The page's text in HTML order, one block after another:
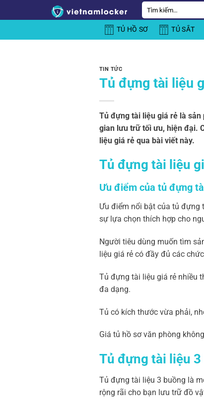
qua
dung
Tìm
kiếm:
TỦ HỒ SƠ TỦ SẮT
TIN TỨC
Tủ đựng tài liệu
Tủ đựng tài liệu giá rẻ là
gian lưu trữ tối ưu, hiện đại.
liệu giá rẻ qua bài viết này.
Tủ đựng tài liệu
Ưu điểm của tủ đựng
Ưu điểm nổi bật của tủ đựng
sự lựa chọn thích hợp cho
Người tiêu dùng muốn tìm
liệu giá rẻ có đầy đủ các
Tủ đựng tài liệu giá rẻ nhiều
đa dạng.
Tủ có kích thước vừa phải,
Giá tủ hồ sơ văn phòng
Tủ đựng tài liệu 3
Tủ đựng tài liệu 3 buồng là
rộng rãi cho bạn lưu trữ đồ